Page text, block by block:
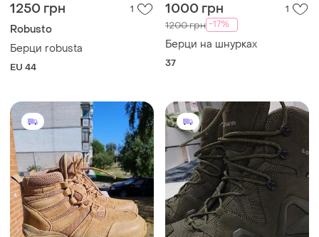
1250 грн 1
Robusto
Берци robusta
EU 44
1000 грн 1
1200 грн -17%
Берци на шнурках
37